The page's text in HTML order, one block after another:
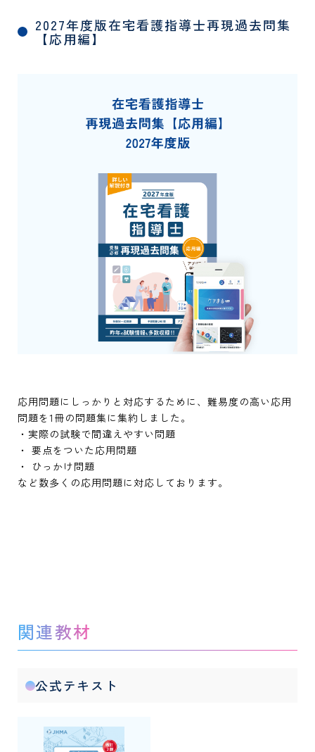
2027年度版在宅看護指導士再現過去問集
【応用編】
応用問題にしっかりと対応するために、難易度の高い応用
問題を1冊の問題集に集約しました。
・実際の試験で間違えやすい問題
・ 要点をついた応用問題
・ ひっかけ問題
など数多くの応用問題に対応しております。
関連教材
公式テキスト